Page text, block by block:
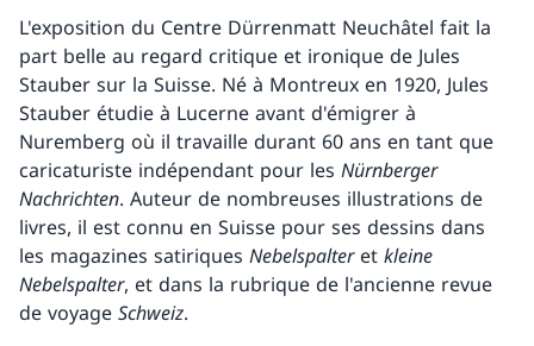
L'exposition du Centre Dürrenmatt Neuchâtel fait la
part belle au regard critique et ironique de Jules
Stauber sur la Suisse. Né à Montreux en 1920, Jules
Stauber étudie à Lucerne avant d'émigrer à
Nuremberg où il travaille durant 60 ans en tant que
caricaturiste indépendant pour les Nürnberger
Nachrichten. Auteur de nombreuses illustrations de
livres, il est connu en Suisse pour ses dessins dans
les magazines satiriques Nebelspalteret kleine
Nebelspalter, et dans la rubrique de l'ancienne revue
de voyage Schweiz.